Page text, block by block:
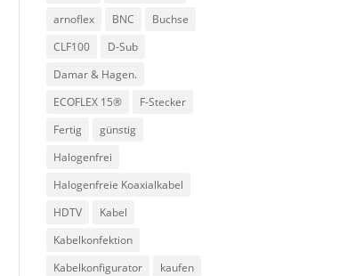
arnoflex
BNC
Buchse
CLF100
D-Sub
Damar & Hagen.
ECOFLEX 15®
F-Stecker
Fertig
günstig
Halogenfrei
Halogenfreie Koaxialkabel
HDTV
Kabel
Kabelkonfektion
Kabelkonfigurator
kaufen